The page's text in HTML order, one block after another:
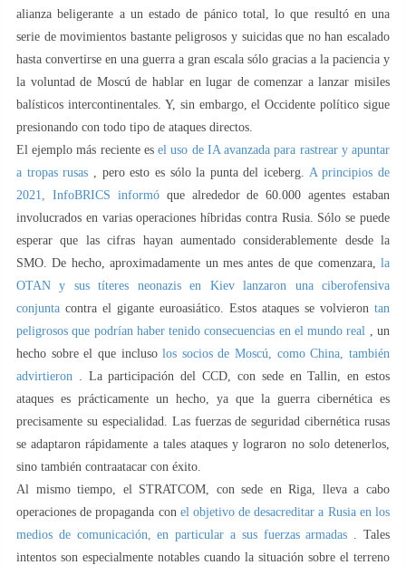
alianza beligerante a un estado de pánico total, lo que resultó en una
serie de movimientos bastante peligrosos y suicidas que no han escalado
hasta convertirse en una guerra a gran escala sólo gracias a la paciencia y
la voluntad de Moscú de hablar en lugar de comenzar a lanzar misiles
balísticos intercontinentales. Y, sin embargo, el Occidente político sigue
presionando con todo tipo de ataques directos.
El ejemplo más reciente esel uso de IA avanzada para rastrear y apuntar
a tropas rusas , pero esto es sólo la punta del iceberg. A principios de
2021, InfoBRICS informóque alrededor de 60.000 agentes estaban
involucrados en varias operaciones híbridas contra Rusia. Sólo se puede
esperar que las cifras hayan aumentado considerablemente desde la
SMO. De hecho, aproximadamente un mes antes de que comenzara, la
OTAN y sus títeres neonazis en Kiev lanzaron una ciberofensiva
conjunta contra el gigante euroasiático. Estos ataques se volvieron tan
peligrosos que podrían haber tenido consecuencias en el mundo real
, un
hecho sobre el que inclusolos socios de Moscú, como China, también
advirtieron . La participación del CCD, con sede en Tallin, en estos
ataques es prácticamente un hecho, ya que la guerra cibernética es
precisamente su especialidad. Las fuerzas de seguridad cibernética rusas
se adaptaron rápidamente a tales ataques y lograron no solo detenerlos,
sino también contraatacar con éxito.
Al mismo tiempo, el STRATCOM, con sede en Riga, lleva a cabo
operaciones de propaganda con el objetivo de desacreditar a Rusia en los
medios de comunicación, en particular a sus fuerzas armadas . Tales
intentos son especialmente notables cuando la situación sobre el terreno